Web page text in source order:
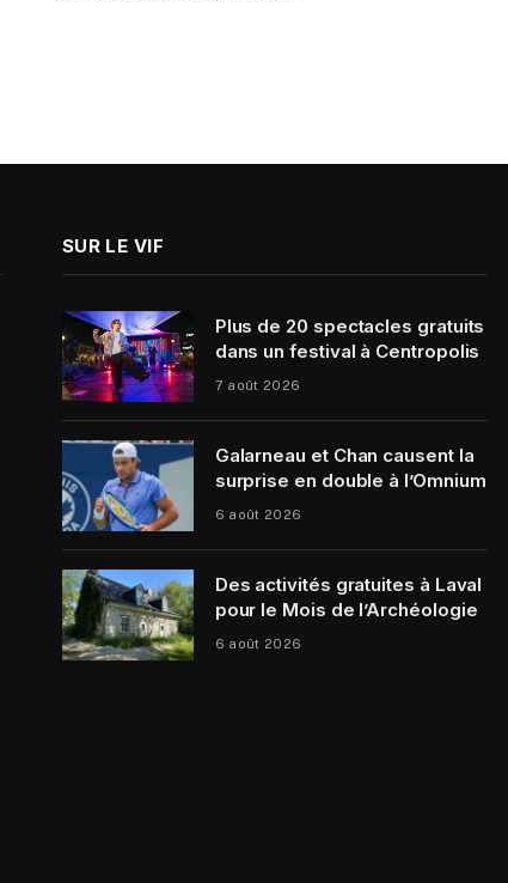
SUR LE VIF
Plus de 20 spectacles gratuits
dans un festival à Centropolis
7 août 2026
Galarneau et Chan causent la
surprise en double à l’Omnium
6 août 2026
Des activités gratuites à Laval
pour le Mois de l’Archéologie
6 août 2026